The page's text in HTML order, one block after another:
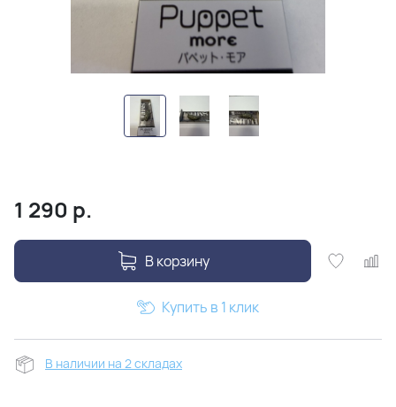
1 290 р.
В корзину
Купить в 1 клик
В наличии на 2 складах